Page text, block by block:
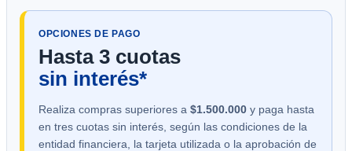
OPCIONES DE PAGO
Hasta 3 cuotas
sin interés*
Realiza compras superiores a $1.500.000 y paga hasta
en tres cuotas sin interés, según las condiciones de la
entidad financiera, la tarjeta utilizada o la aprobación de